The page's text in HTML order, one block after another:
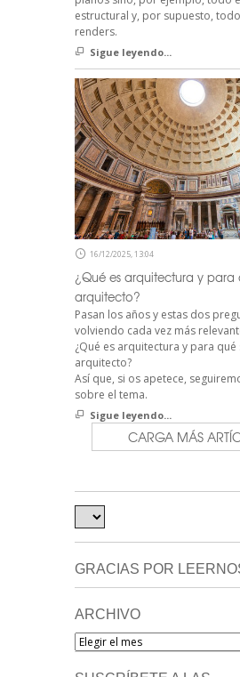
estructural y, por supuesto,
renders.
Sigue leyendo...
16/12/2025, 13:04
¿Qué es arquitectura y para
arquitecto?
Pasan los años y estas dos
volviendo cada vez más
¿Qué es arquitectura y para qué
arquitecto?
Así que, si os apetece,
sobre el tema.
Sigue leyendo...
CARGA MÁS
GRACIAS POR
ARCHIVO
Archivo